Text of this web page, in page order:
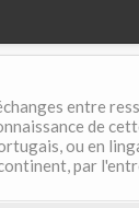
entre
de
ou en
par